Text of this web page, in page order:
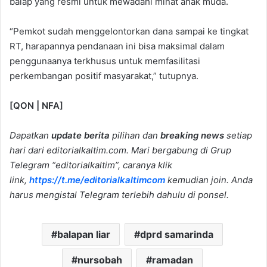
“Pemkot sudah menggelontorkan dana sampai ke tingkat
RT, harapannya pendanaan ini bisa maksimal dalam
penggunaanya terkhusus untuk memfasilitasi
perkembangan positif masyarakat,” tutupnya.
[QON | NFA]
Dapatkan update berita pilihan dan breaking news setiap
hari dari editorialkaltim.com. Mari bergabung di Grup
Telegram “editorialkaltim”, caranya klik
link, https://t.me/editorialkaltimcom kemudian join. Anda
harus mengistal Telegram terlebih dahulu di ponsel.
balapan liar dprd samarinda
nursobah ramadan